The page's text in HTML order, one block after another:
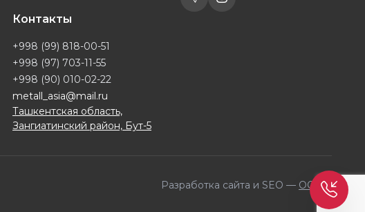
Контакты
+998 (99) 818-00-51
+998 (97) 703-11-55
+998 (90) 010-02-22
metall_asia@mail.ru
Ташкентская область,
Зангиатинский район, Бут-5
Разработка сайта и SEO — OQILA